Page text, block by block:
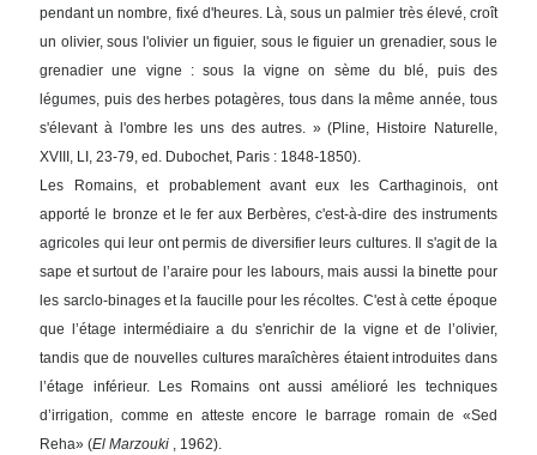
pendant un nombre, fixé d'heures. Là, sous un palmier très élevé, croît
un olivier, sous l'olivier un figuier, sous le figuier un grenadier, sous le
grenadier une vigne : sous la vigne on sème du blé, puis des
légumes, puis des herbes potagères, tous dans la même année, tous
s'élevant à l'ombre les uns des autres. » (Pline, Histoire Naturelle,
XVIII, LI, 23-79, ed. Dubochet, Paris : 1848-1850).
Les Romains, et probablement avant eux les Carthaginois, ont
apporté le bronze et le fer aux Berbères, c'est-à-dire des instruments
agricoles qui leur ont permis de diversifier leurs cultures. Il s'agit de la
sape et surtout de l’araire pour les labours, mais aussi la binette pour
les sarclo-binages et la faucille pour les récoltes. C'est à cette époque
que l’étage intermédiaire a du s'enrichir de la vigne et de l’olivier,
tandis que de nouvelles cultures maraîchères étaient introduites dans
l’étage inférieur. Les Romains ont aussi amélioré les techniques
d’irrigation, comme en atteste encore le barrage romain de «Sed
Reha» (El Marzouki , 1962).